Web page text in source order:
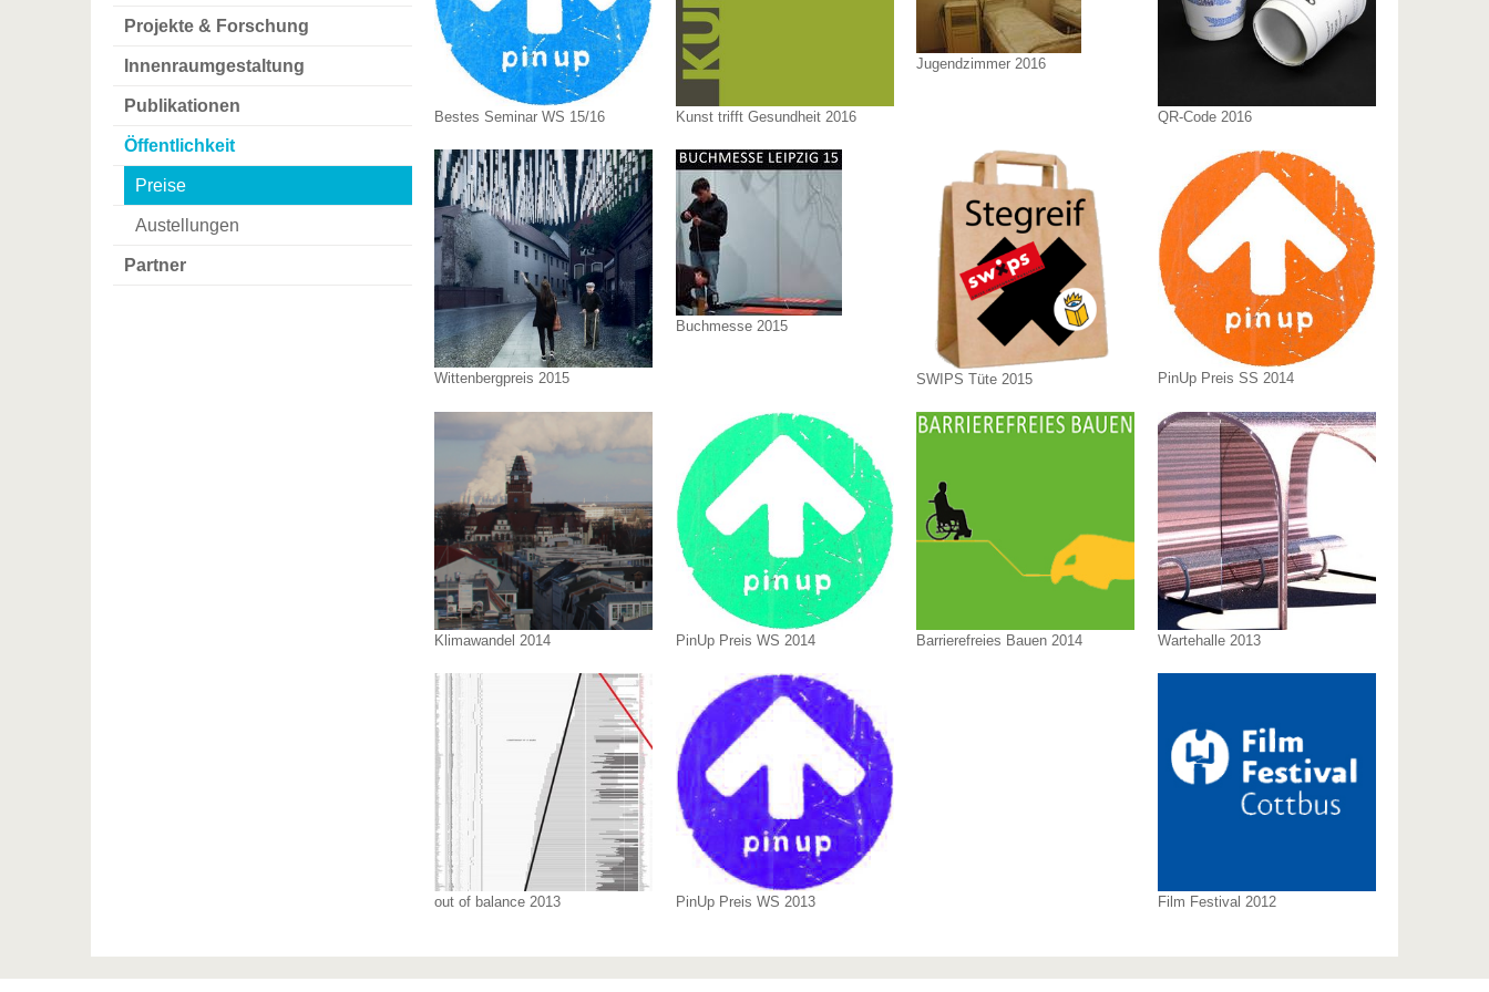
Projekte & Forschung
Innenraumgestaltung
Publikationen
Öffentlichkeit
Preise
Austellungen
Partner
Bestes Seminar WS 15/16 Kunst trifft Gesundheit 2016
Jugendzimmer 2016
QR-Code 2016
Wittenbergpreis 2015
Buchmesse 2015
SWIPS Tüte 2015 PinUp Preis SS 2014
Klimawandel 2014 PinUp Preis WS 2014 Barrierefreies Bauen 2014 Wartehalle 2013
out of balance 2013 PinUp Preis WS 2013 Film Festival 2012